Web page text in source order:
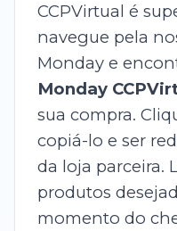
CCPVirtual é
navegue pela
Monday e
Monday
sua compra.
copiá-lo e ser
da loja parceira.
produtos
momento do